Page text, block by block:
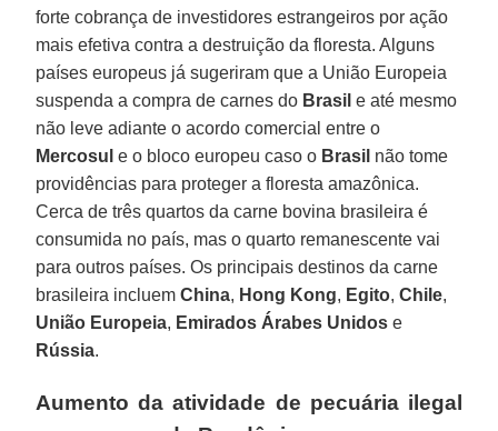
forte cobrança de investidores estrangeiros por ação
mais efetiva contra a destruição da floresta. Alguns
países europeus já sugeriram que a União Europeia
suspenda a compra de carnes do Brasil e até mesmo
não leve adiante o acordo comercial entre o
Mercosul e o bloco europeu caso o Brasil não tome
providências para proteger a floresta amazônica.
Cerca de três quartos da carne bovina brasileira é
consumida no país, mas o quarto remanescente vai
para outros países. Os principais destinos da carne
brasileira incluemChina, Hong Kong, Egito,Chile,
União Europeia, Emirados Árabes Unidos e
Rússia.
Aumento da atividade de pecuária ilegal